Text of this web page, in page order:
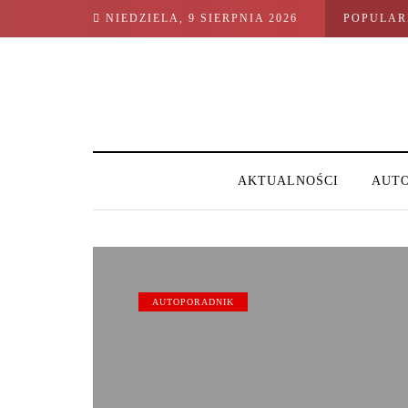
NIEDZIELA, 9 SIERPNIA 2026
AKTUALNOŚCI
AUTOPORADNIK